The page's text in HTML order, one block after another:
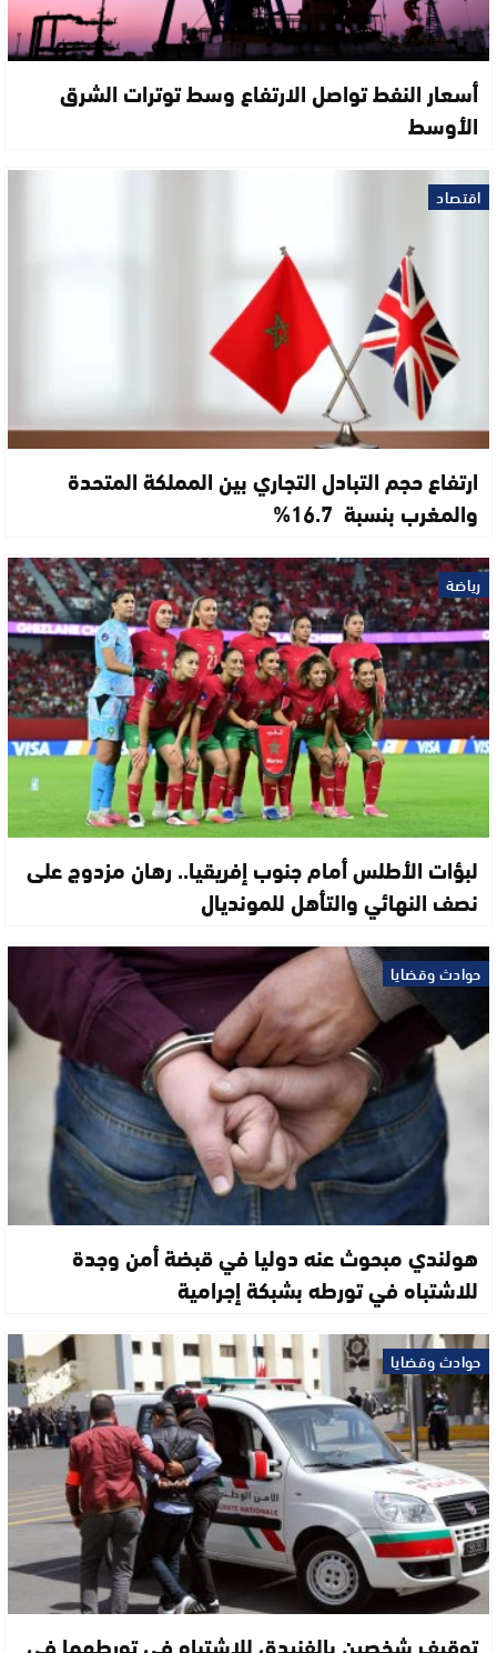
أسعار النفط تواصل الارتفاع وسط توترات الشرق
الأوسط
اقتصاد
ارتفاع حجم التبادل التجاري بين المملكة المتحدة
والمغرب بنسبة 16.7%
رياضة
لبؤات الأطلس أمام جنوب إفريقيا.. رهان مزدوج على
نصف النهائي والتأهل للمونديال
حوادث وقضايا
هولندي مبحوث عنه دوليا في قبضة أمن وجدة
للاشتباه في تورطه بشبكة إجرامية
حوادث وقضايا
توقيف شخصين بالفنيدق للاشتباه في تورطهما في